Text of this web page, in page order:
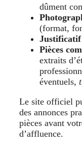
dûment
(format,
Justificatif
Pièces
extraits
éventuels,
Le site officiel
des annonces
pièces avant
d’affluence.